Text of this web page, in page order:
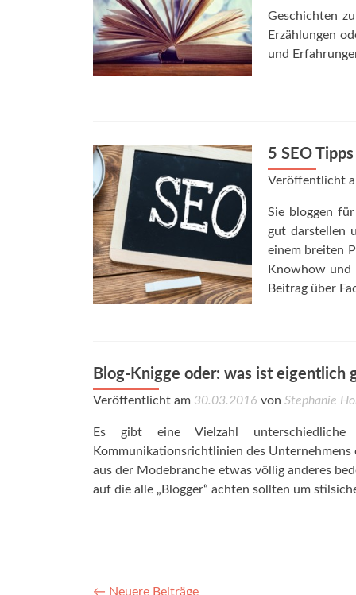
Geschichten
Erzählungen
und
5 SEO
Veröffentlicht
Sie bloggen
gut darstellen
einem breiten
Knowhow und
Beitrag über
Blog-Knigge oder: was ist eigentlich
Veröffentlicht am 30.03.2016 von Stephanie
Es gibt eine Vielzahl
Kommunikationsrichtlinien des
aus der Modebranche etwas völlig anderes
auf die alle „Blogger“ achten sollten um
← Neuere Beiträge